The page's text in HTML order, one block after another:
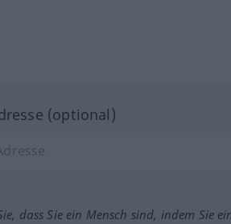
(optional)
dass Sie ein Mensch sind, indem Sie